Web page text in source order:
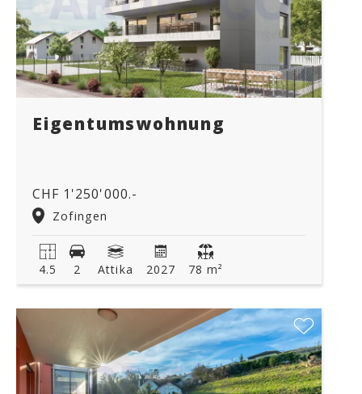
Eigentumswohnung
CHF 1'250'000.-
Zofingen
4.5 2 Attika 2027 78 m²